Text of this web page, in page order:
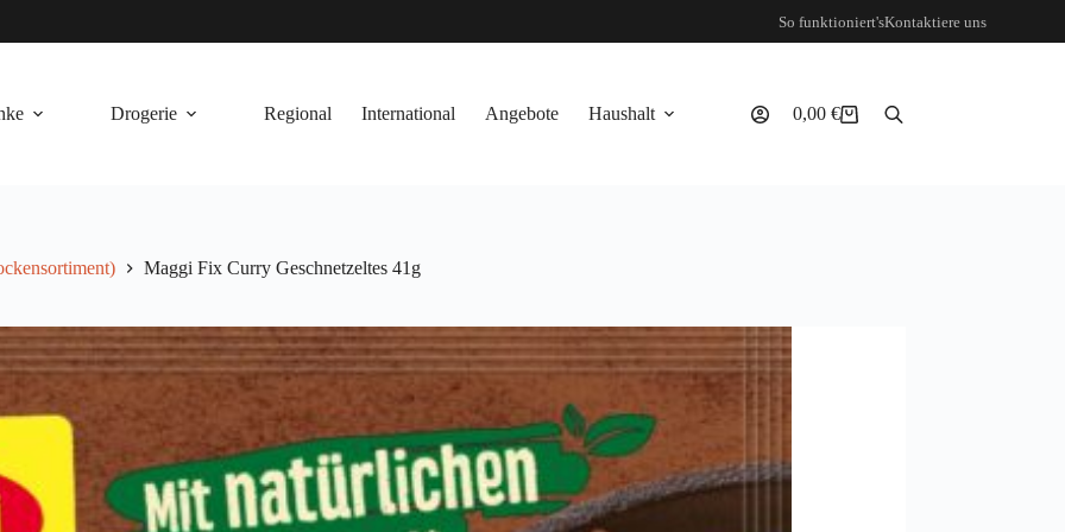
So funktioniert'sKontaktiere uns
Drogerie Regional International Angebote Haushalt Warenkorb
0,00 €
Maggi Fix Curry Geschnetzeltes 41g